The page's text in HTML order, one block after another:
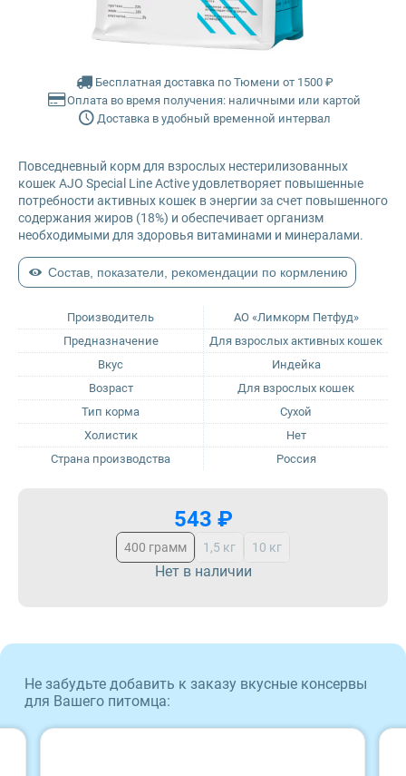
Farmina Ecopet
Farmina Fun Dog
Farmina N&D
Glance
Grandorf
Karmy
Petvador
Premier
ProBalance
Zillii
Будь Здоров
543 ₽
400 грамм 1,5 кг 10 кг
Нет в наличии
Бесплатная доставка по Тюмени от 1500 ₽
Оплата во время получения: наличными или картой
Доставка в удобный временной интервал
Производитель
АО «Лимкорм Петфуд»
Предназначение
Для взрослых активных кошек
Вкус
Индейка
Возраст
Для взрослых кошек
Тип корма
Сухой
Холистик
Нет
Страна производства
Россия
Повседневный корм для взрослых нестерилизованных
кошек AJO Special Line Active удовлетворяет повышенные
потребности активных кошек в энергии за счет повышенного
содержания жиров (18%) и обеспечивает организм
необходимыми для здоровья витаминами и минералами.
Состав, показатели, рекомендации по кормлению
Не забудьте добавить к заказу вкусные консервы
для Вашего питомца: